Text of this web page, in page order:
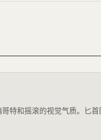
和摇滚的视觉气质。匕